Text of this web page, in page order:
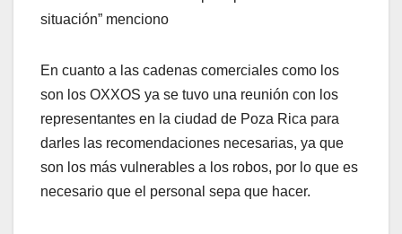
situación” menciono
En cuanto a las cadenas comerciales como los
son los OXXOS ya se tuvo una reunión con los
representantes en la ciudad de Poza Rica para
darles las recomendaciones necesarias, ya que
son los más vulnerables a los robos, por lo que es
necesario que el personal sepa que hacer.